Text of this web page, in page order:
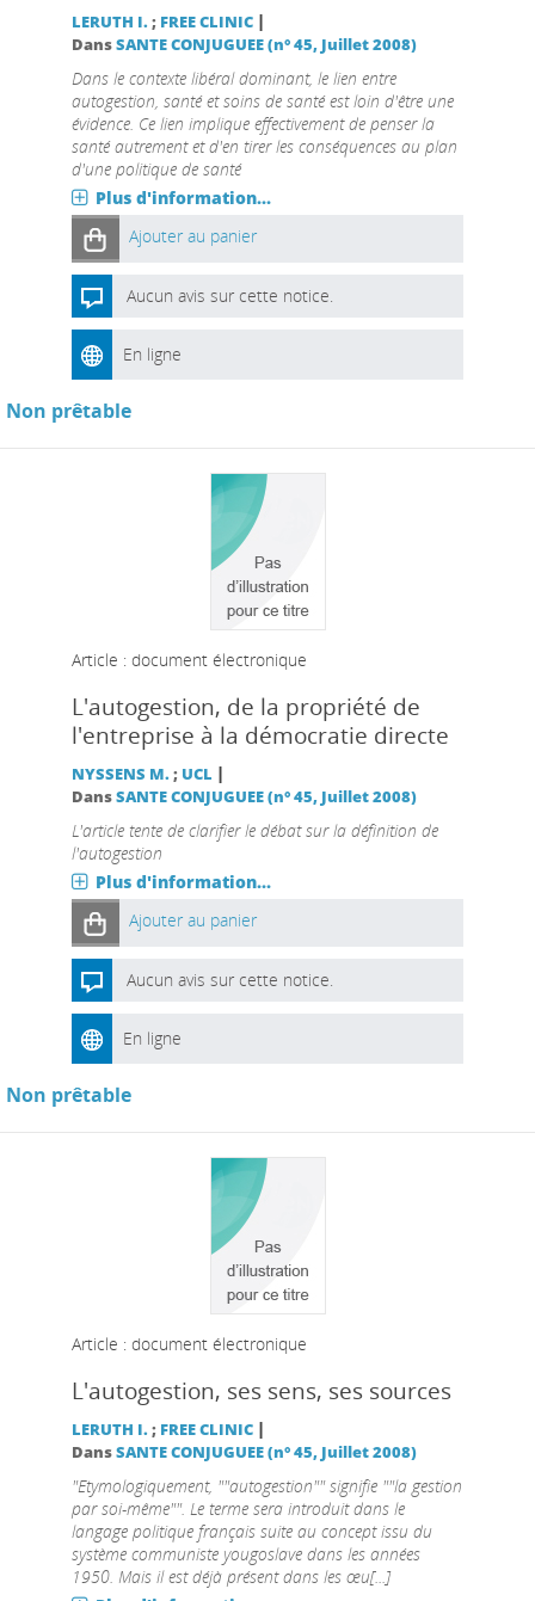
LERUTH I.; FREE CLINIC |
DansSANTE CONJUGUEE (n° 45, Juillet 2008)
Dans le contexte libéral dominant, le lien entre
autogestion, santé et soins de santé est loin d'être une
évidence. Ce lien implique effectivement de penser la
santé autrement et d'en tirer les conséquences au plan
d'une politique de santé
Plus d'information...
Ajouter au panier
Aucun avis sur cette notice.
En ligne
Non prêtable
Article : document électronique
L'autogestion, de la propriété de
l'entreprise à la démocratie directe
NYSSENS M.; UCL |
DansSANTE CONJUGUEE (n° 45, Juillet 2008)
L'article tente de clarifier le débat sur la définition de
l'autogestion
Plus d'information...
Ajouter au panier
Aucun avis sur cette notice.
En ligne
Non prêtable
Article : document électronique
L'autogestion, ses sens, ses sources
LERUTH I.; FREE CLINIC |
DansSANTE CONJUGUEE (n° 45, Juillet 2008)
"Etymologiquement, ""autogestion"" signifie ""la gestion
par soi-même"". Le terme sera introduit dans le
langage politique français suite au concept issu du
système communiste yougoslave dans les années
1950. Mais il est déjà présent dans les œu[...]